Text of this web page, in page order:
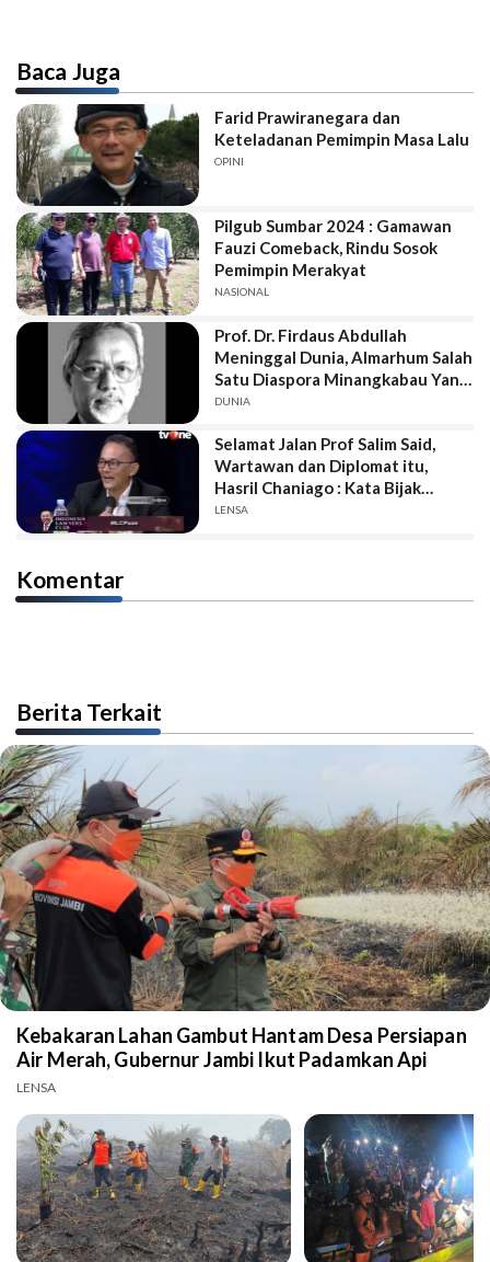
Baca Juga
Farid Prawiranegara dan
Keteladanan Pemimpin Masa Lalu
OPINI
Pilgub Sumbar 2024 : Gamawan
Fauzi Comeback, Rindu Sosok
Pemimpin Merakyat
NASIONAL
Prof. Dr. Firdaus Abdullah
Meninggal Dunia, Almarhum Salah
Satu Diaspora Minangkabau Yang
Hebat di Negeri Jiran
DUNIA
Selamat Jalan Prof Salim Said,
Wartawan dan Diplomat itu,
Hasril Chaniago : Kata Bijak
Almarhum Berbagai Persoalan
LENSA
Komentar
Berita Terkait
Kebakaran Lahan Gambut Hantam Desa Persiapan
Air Merah, Gubernur Jambi Ikut Padamkan Api
LENSA